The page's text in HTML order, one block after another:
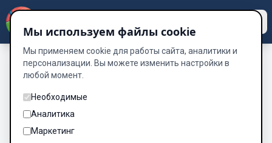
Условия
использования
Мы используем файлы cookie
Мы применяем cookie для работы сайта, аналитики и
персонализации. Вы можете изменить настройки в
любой момент.
Необходимые
Аналитика
Маркетинг